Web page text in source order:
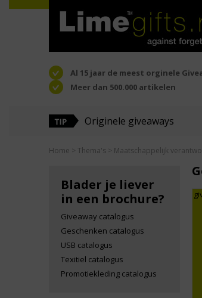
Al 15 jaar de meest orginele
Meer dan 500.000 artikelen
Originele giveaways
Home > Thema's > Maatschappelijk
Blader je liever
in een brochure?
Giveaway catalogus
Geschenken catalogus
USB catalogus
Texitiel catalogus
Promotiekleding catalogus